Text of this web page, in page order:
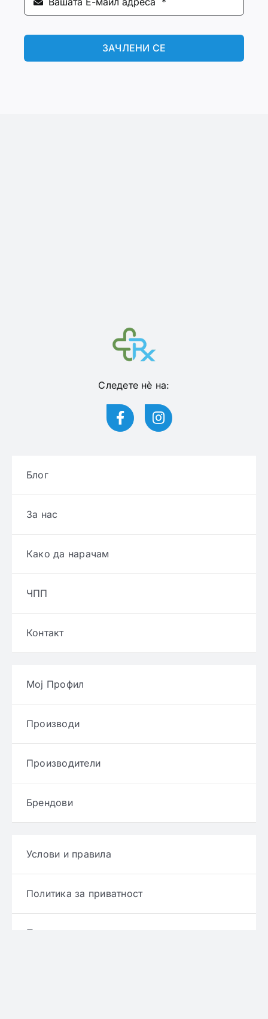
ЗАЧЛЕНИ СЕ
Следете нѐ на:
Блог
За нас
Како да нарачам
ЧПП
Контакт
Мој Профил
Производи
Производители
Брендови
Услови и правила
Политика за приватност
Политика за достава